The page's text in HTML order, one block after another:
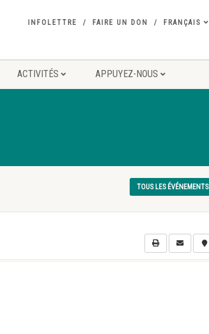
INFOLETTRE FAIRE UN DON FRANÇAIS
ACTIVITÉS APPUYEZ-NOUS
TOUS LES ÉVÉNEMENTS